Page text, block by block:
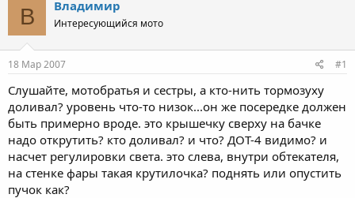
В Владимир
Интересующийся мото
18 Мар 2007 #1
Слушайте, мотобратья и сестры, а кто-нить тормозуху
доливал? уровень что-то низок...он же посередке должен
быть примерно вроде. это крышечку сверху на бачке
надо открутить? кто доливал? и что? ДОТ-4 видимо? и
насчет регулировки света. это слева, внутри обтекателя,
на стенке фары такая крутилочка? поднять или опустить
пучок как?